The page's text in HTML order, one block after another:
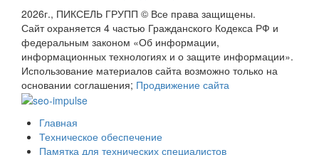
2026г., ПИКСЕЛЬ ГРУПП © Все права защищены.
Сайт охраняется 4 частью Гражданского Кодекса РФ и
федеральным законом «Об информации,
информационных технологиях и о защите информации».
Использование материалов сайта возможно только на
основании соглашения; Продвижение сайта
Главная
Техническое обеспечение
Памятка для технических специалистов